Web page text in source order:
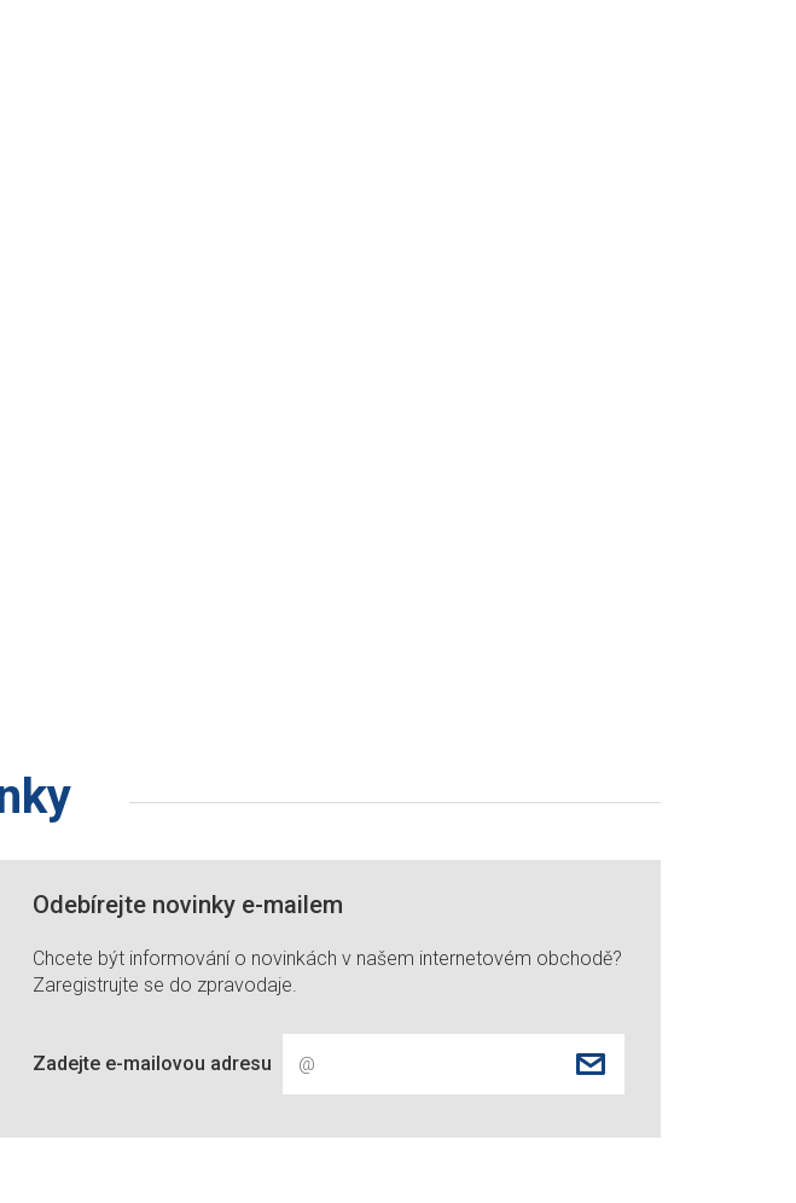
Odebírejte novinky e-mailem
Chcete být informování o novinkách v našem internetovém obchodě?
Zaregistrujte se do zpravodaje.
Zadejte e-mailovou adresu